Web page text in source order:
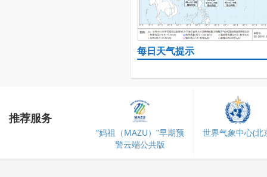
每日天气提示
推荐服务
“妈祖（MAZU）”早期预
警云端公共版
世界气象中心(北